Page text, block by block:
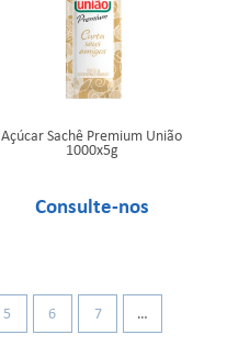
Açúcar Sachê Premium União
1000x5g
5 6 7 …